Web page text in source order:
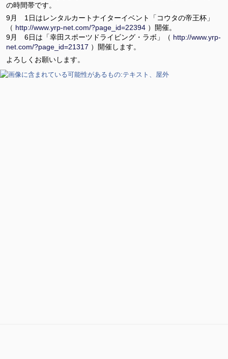
の時間帯です。
9月 1日はレンタルカートナイターイベント「コウタの帝王杯」
（ http://www.yrp-net.com/?page_id=22394 ）開催。
9月 6日は「幸田スポーツドライビング・ラボ」（ http://www.yrp-
net.com/?page_id=21317 ）開催します。
よろしくお願いします。